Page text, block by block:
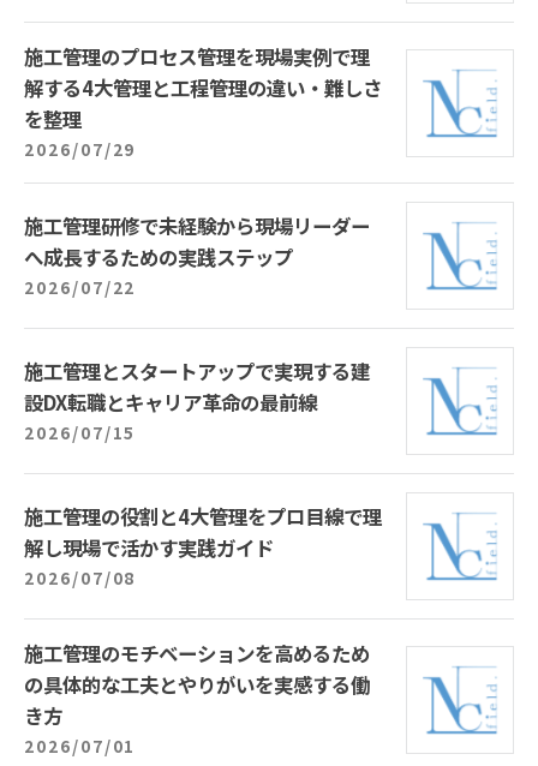
施工管理のプロセス管理を現場実例で理
解する4大管理と工程管理の違い・難しさ
を整理
2026/07/29
施工管理研修で未経験から現場リーダー
へ成長するための実践ステップ
2026/07/22
施工管理とスタートアップで実現する建
設DX転職とキャリア革命の最前線
2026/07/15
施工管理の役割と4大管理をプロ目線で理
解し現場で活かす実践ガイド
2026/07/08
施工管理のモチベーションを高めるため
の具体的な工夫とやりがいを実感する働
き方
2026/07/01